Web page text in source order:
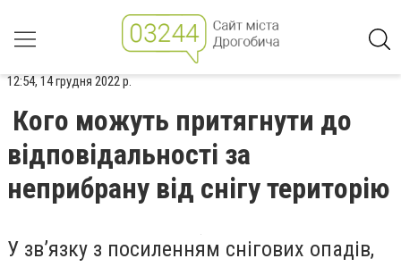
12:54, 14 грудня 2022 р.
Кого можуть притягнути до
відповідальності за
неприбрану від снігу територію
У зв’язку з посиленням снігових опадів,